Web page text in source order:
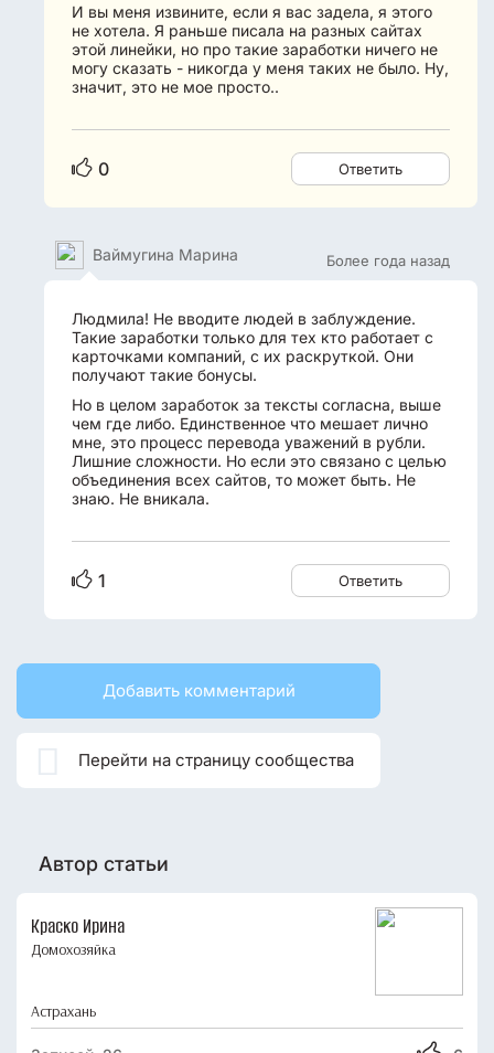
И вы меня извините, если я вас задела, я этого
не хотела. Я раньше писала на разных сайтах
этой линейки, но про такие заработки ничего не
могу сказать - никогда у меня таких не было. Ну,
значит, это не мое просто..
0 Ответить
Более года назад
Ваймугина Марина
Людмила! Не вводите людей в заблуждение.
Такие заработки только для тех кто работает с
карточками компаний, с их раскруткой. Они
получают такие бонусы.
Но в целом заработок за тексты согласна, выше
чем где либо. Единственное что мешает лично
мне, это процесс перевода уважений в рубли.
Лишние сложности. Но если это связано с целью
объединения всех сайтов, то может быть. Не
знаю. Не вникала.
1 Ответить
Добавить комментарий
Перейти на страницу сообщества
Автор статьи
Краско Ирина
Домохозяйка
Астрахань